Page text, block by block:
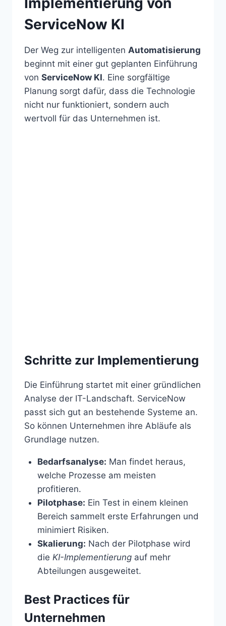
ServiceNow KI
Der Weg zur intelligenten Automatisierung
beginnt mit einer gut geplanten Einführung
von ServiceNow KI. Eine sorgfältige
Planung sorgt dafür, dass die Technologie
nicht nur funktioniert, sondern auch
wertvoll für das Unternehmen ist.
Schritte zur Implementierung
Die Einführung startet mit einer gründlichen
Analyse der IT-Landschaft. ServiceNow
passt sich gut an bestehende Systeme an.
So können Unternehmen ihre Abläufe als
Grundlage nutzen.
Bedarfsanalyse: Man findet heraus,
welche Prozesse am meisten
profitieren.
Pilotphase: Ein Test in einem kleinen
Bereich sammelt erste Erfahrungen und
minimiert Risiken.
Skalierung: Nach der Pilotphase wird
die KI-Implementierungauf mehr
Abteilungen ausgeweitet.
Best Practices für
Unternehmen